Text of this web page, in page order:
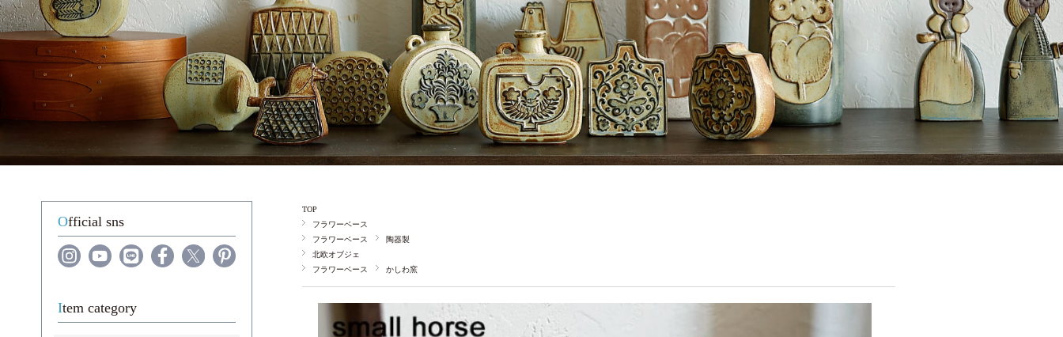
TOP
フラワーベース
フラワーベース
陶器製
北欧オブジェ
フラワーベース
かしわ窯
Official sns
Item category